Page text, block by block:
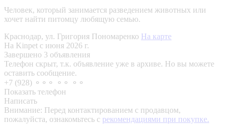
Человек, который занимается разведением животных или
хочет найти питомцу любящую семью.
Краснодар, ул. Григория Пономаренко На карте
На Kinpet c июня 2026 г.
Завершено 3 объявления
Телефон скрыт, т.к. объявление уже в архиве. Но вы можете
оставить сообщение.
+7 (928) ⚬⚬⚬ ⚬⚬ ⚬⚬
Показать телефон
Написать
Внимание: Перед контактированием с продавцом,
пожалуйста, ознакомьтесь с рекомендациями при покупке.